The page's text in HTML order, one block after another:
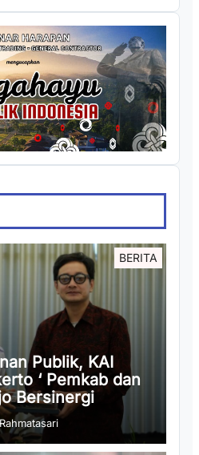
BERITA
Publik, KAI
‘ Pemkab dan
Bersinergi